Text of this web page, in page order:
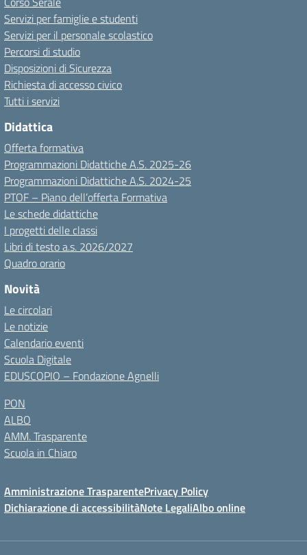
Servizi per famiglie e studenti
Servizi per il personale scolastico
Percorsi di studio
Disposizioni di Sicurezza
Richiesta di accesso civico
Tutti i servizi
Didattica
Offerta formativa
Programmazioni Didattiche A.S. 2025-26
Programmazioni Didattiche A.S. 2024-25
PTOF – Piano dell’offerta Formativa
Le schede didattiche
I progetti delle classi
Libri di testo a.s. 2026/2027
Quadro orario
Novità
Le circolari
Le notizie
Calendario eventi
Scuola Digitale
EDUSCOPIO – Fondazione Agnelli
PON
ALBO
AMM. Trasparente
Scuola in Chiaro
Amministrazione TrasparentePrivacy Policy
Dichiarazione di accessibilitàNote LegaliAlbo online